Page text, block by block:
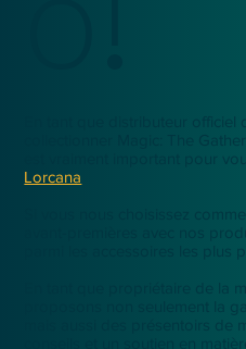
En tant que distributeur
collectionner Magic: The
est vraiment important pour
Lorcana
Si vous nous choisissez
avant-premières avec nos
parmi les accessoires les plus
En tant que propriétaire de la
proposons non seulement la
mais aussi des présentoirs
conseils et un soutien en